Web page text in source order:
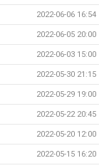
2022-06-06 16:54
2022-06-05 20:00
2022-06-03 15:00
2022-05-30 21:15
2022-05-29 19:00
2022-05-22 20:45
2022-05-20 12:00
2022-05-15 16:20